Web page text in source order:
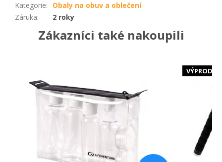
Kategorie:
Obaly na obuv a oblečení
Záruka: 2 roky
Zákazníci také nakoupili
VÝPRODEJ